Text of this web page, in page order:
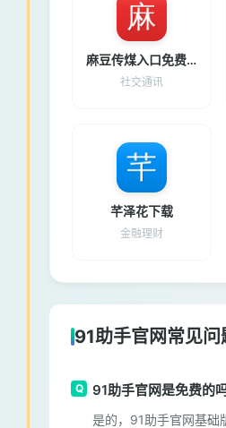
麻豆传煤入口免费进入2023
社交通讯
芊泽花下载
金融理财
91助手官网常见问
91助手官网是免费的吗
是的，91助手官网基础